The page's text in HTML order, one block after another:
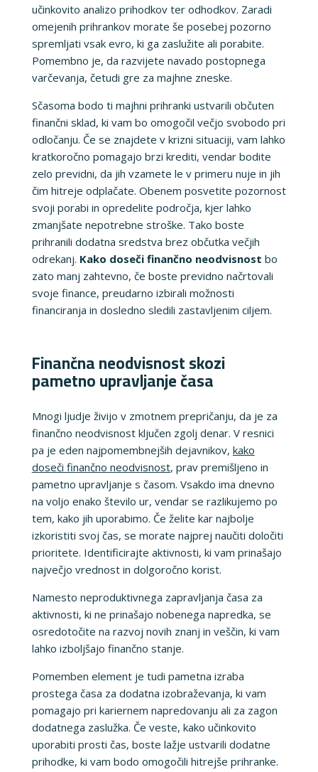
učinkovito analizo prihodkov ter odhodkov. Zaradi
omejenih prihrankov morate še posebej pozorno
spremljati vsak evro, ki ga zaslužite ali porabite.
Pomembno je, da razvijete navado postopnega
varčevanja, četudi gre za majhne zneske.
Sčasoma bodo ti majhni prihranki ustvarili občuten
finančni sklad, ki vam bo omogočil večjo svobodo pri
odločanju. Če se znajdete v krizni situaciji, vam lahko
kratkoročno pomagajo brzi krediti, vendar bodite
zelo previdni, da jih vzamete le v primeru nuje in jih
čim hitreje odplačate. Obenem posvetite pozornost
svoji porabi in opredelite področja, kjer lahko
zmanjšate nepotrebne stroške. Tako boste
prihranili dodatna sredstva brez občutka večjih
odrekanj. Kako doseči finančno neodvisnost bo
zato manj zahtevno, če boste previdno načrtovali
svoje finance, preudarno izbirali možnosti
financiranja in dosledno sledili zastavljenim ciljem.
Finančna neodvisnost skozi
pametno upravljanje časa
Mnogi ljudje živijo v zmotnem prepričanju, da je za
finančno neodvisnost ključen zgolj denar. V resnici
pa je eden najpomembnejših dejavnikov, kako
doseči finančno neodvisnost, prav premišljeno in
pametno upravljanje s časom. Vsakdo ima dnevno
na voljo enako število ur, vendar se razlikujemo po
tem, kako jih uporabimo. Če želite kar najbolje
izkoristiti svoj čas, se morate najprej naučiti določiti
prioritete. Identificirajte aktivnosti, ki vam prinašajo
največjo vrednost in dolgoročno korist.
Namesto neproduktivnega zapravljanja časa za
aktivnosti, ki ne prinašajo nobenega napredka, se
osredotočite na razvoj novih znanj in veščin, ki vam
lahko izboljšajo finančno stanje.
Pomemben element je tudi pametna izraba
prostega časa za dodatna izobraževanja, ki vam
pomagajo pri kariernem napredovanju ali za zagon
dodatnega zaslužka. Če veste, kako učinkovito
uporabiti prosti čas, boste lažje ustvarili dodatne
prihodke, ki vam bodo omogočili hitrejše prihranke.